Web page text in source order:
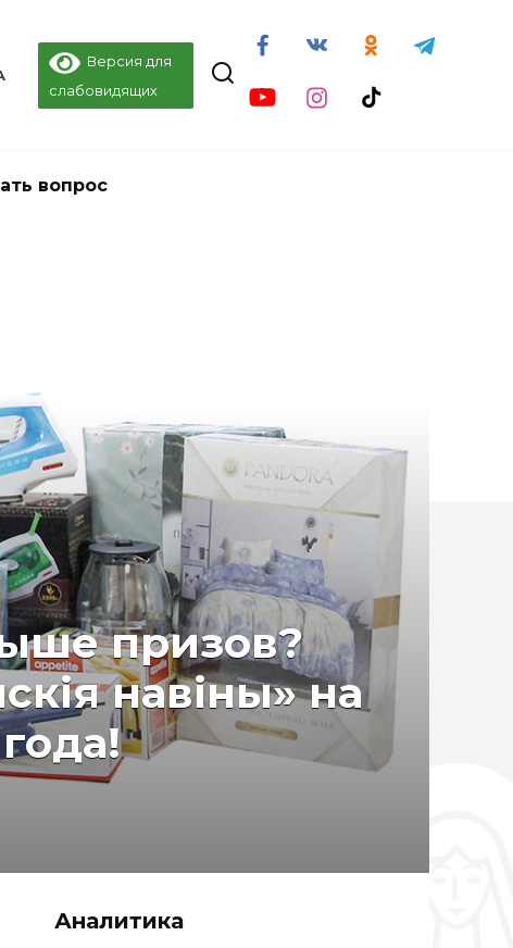
Версия для
слабовидящих
вопрос
призов?
навiны» на
Аналитика